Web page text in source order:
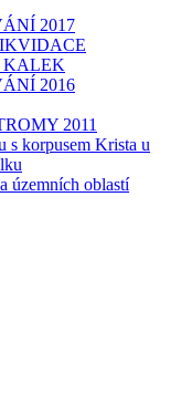
2017
KALEK
2016
2011
s korpusem Krista u
územních oblastí